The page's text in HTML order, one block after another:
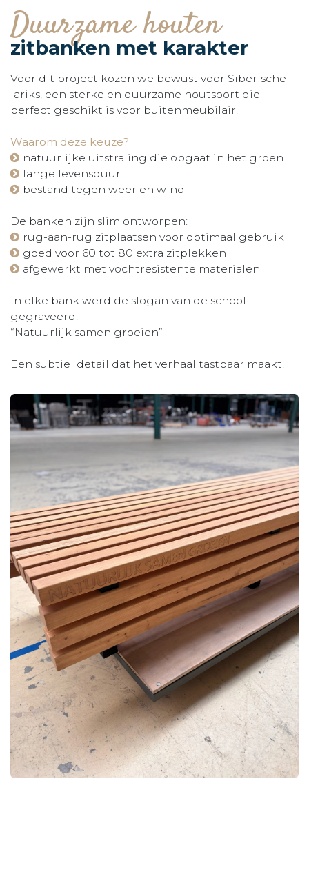
Duurzame houten
zitbanken met karakter
Voor dit project kozen we bewust voor Siberische
lariks, een sterke en duurzame houtsoort die
perfect geschikt is voor buitenmeubilair.
Waarom deze keuze?
natuurlijke uitstraling die opgaat in het groen
lange levensduur
bestand tegen weer en wind
De banken zijn slim ontworpen:
rug-aan-rug zitplaatsen voor optimaal gebruik
goed voor 60 tot 80 extra zitplekken
afgewerkt met vochtresistente materialen
In elke bank werd de slogan van de school
gegraveerd:
“Natuurlijk samen groeien”
Een subtiel detail dat het verhaal tastbaar maakt.